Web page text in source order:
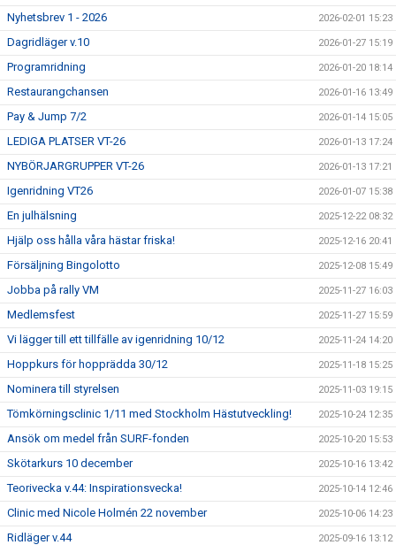
Nyhetsbrev 1 - 2026 2026-02-01 15:23
Dagridläger v.10 2026-01-27 15:19
Programridning 2026-01-20 18:14
Restaurangchansen 2026-01-16 13:49
Pay & Jump 7/2 2026-01-14 15:05
LEDIGA PLATSER VT-26 2026-01-13 17:24
NYBÖRJARGRUPPER VT-26 2026-01-13 17:21
Igenridning VT26 2026-01-07 15:38
En julhälsning 2025-12-22 08:32
Hjälp oss hålla våra hästar friska! 2025-12-16 20:41
Försäljning Bingolotto 2025-12-08 15:49
Jobba på rally VM 2025-11-27 16:03
Medlemsfest 2025-11-27 15:59
Vi lägger till ett tillfälle av igenridning 10/12 2025-11-24 14:20
Hoppkurs för hopprädda 30/12 2025-11-18 15:25
Nominera till styrelsen 2025-11-03 19:15
Tömkörningsclinic 1/11 med Stockholm Hästutveckling! 2025-10-24 12:35
Ansök om medel från SURF-fonden 2025-10-20 15:53
Skötarkurs 10 december 2025-10-16 13:42
Teorivecka v.44: Inspirationsvecka! 2025-10-14 12:46
Clinic med Nicole Holmén 22 november 2025-10-06 14:23
Ridläger v.44 2025-09-16 13:12